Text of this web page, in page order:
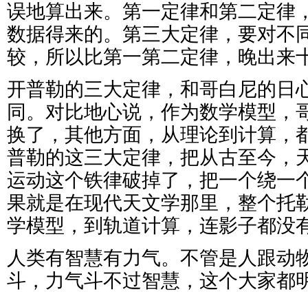
误地算出来。第一定律和第二定律
数据得来的。第三大定律，要对不
较，所以比第一第二定律，晚出来
开普勒的三大定律，和哥白尼的日
同。对比地心说，作为数学模型，
换了，其他方面，从理论到计算，
普勒的这三大定律，把从古至今，
运动这个铁律破掉了，把一个绕一
果就是在现代天文学那里，整个托
学模型，到轨道计算，连影子都没
人类有智慧有力气。不管是人跟动
斗，力气斗不过智慧，这个大家都